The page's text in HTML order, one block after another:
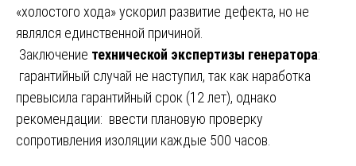
«холостого хода» ускорил развитие дефекта, но не
являлся единственной причиной.
Заключение технической экспертизы генератора:
гарантийный случай не наступил, так как наработка
превысила гарантийный срок (12 лет), однако
рекомендации: ввести плановую проверку
сопротивления изоляции каждые 500 часов.